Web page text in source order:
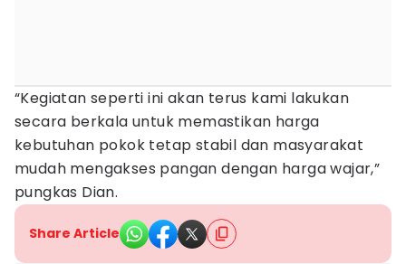
“Kegiatan seperti ini akan terus kami lakukan
secara berkala untuk memastikan harga
kebutuhan pokok tetap stabil dan masyarakat
mudah mengakses pangan dengan harga wajar,”
pungkas Dian.
Share Article